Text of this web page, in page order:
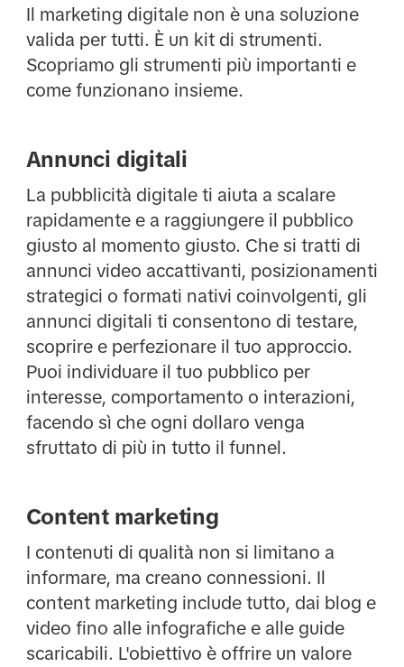
Il marketing digitale non è una soluzione
valida per tutti. È un kit di strumenti.
Scopriamo gli strumenti più importanti e
come funzionano insieme.
Annunci digitali
La pubblicità digitale ti aiuta a scalare
rapidamente e a raggiungere il pubblico
giusto al momento giusto. Che si tratti di
annunci video accattivanti, posizionamenti
strategici o formati nativi coinvolgenti, gli
annunci digitali ti consentono di testare,
scoprire e perfezionare il tuo approccio.
Puoi individuare il tuo pubblico per
interesse, comportamento o interazioni,
facendo sì che ogni dollaro venga
sfruttato di più in tutto il funnel.
Content marketing
I contenuti di qualità non si limitano a
informare, ma creano connessioni. Il
content marketing include tutto, dai blog e
video fino alle infografiche e alle guide
scaricabili. L'obiettivo è offrire un valore